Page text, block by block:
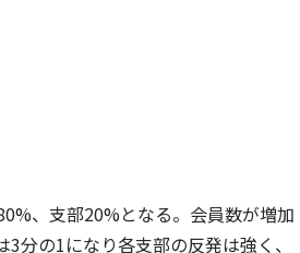
、支部20%となる。会員数が増加
分の1になり各支部の反発は強く、